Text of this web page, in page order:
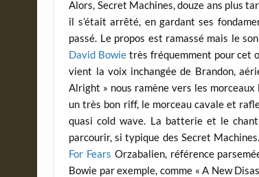
Alors, Secret Machines, douze ans plus
il s’était arrêté, en gardant ses
passé. Le propos est ramassé mais le
David Bowie très fréquemment pour cet
vient la voix inchangée de Brandon,
Alright » nous ramène vers les morceaux
un très bon riff, le morceau cavale et
quasi cold wave. La batterie et le
parcourir, si typique des Secret
For Fears Orzabalien, référence
Bowie par exemple, comme « A New